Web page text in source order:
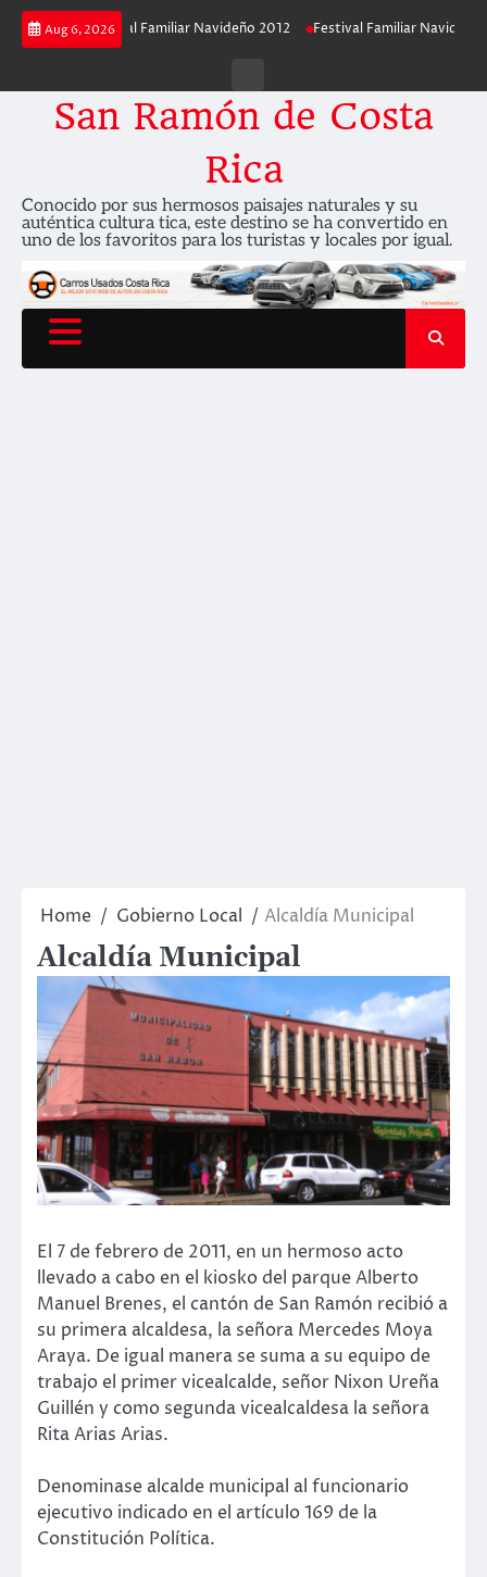
Skip
Aug 6, 2026
Festival Familiar Navideño 2012 Festival Familiar Navideño 2011
San Ramón de Costa
Rica
Conocido por sus hermosos paisajes naturales y su
auténtica cultura tica, este destino se ha convertido en
uno de los favoritos para los turistas y locales por igual.
Home Gobierno Local Alcaldía Municipal
Alcaldía Municipal
El 7 de febrero de 2011, en un hermoso acto
llevado a cabo en el kiosko del parque Alberto
Manuel Brenes, el cantón de San Ramón recibió a
su primera alcaldesa, la señora Mercedes Moya
Araya. De igual manera se suma a su equipo de
trabajo el primer vicealcalde, señor Nixon Ureña
Guillén y como segunda vicealcaldesa la señora
Rita Arias Arias.
Denominase alcalde municipal al funcionario
ejecutivo indicado en el artículo 169 de la
Constitución Política.